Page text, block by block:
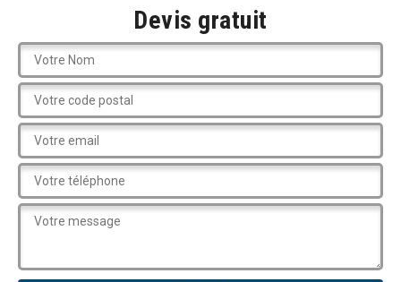
Devis gratuit